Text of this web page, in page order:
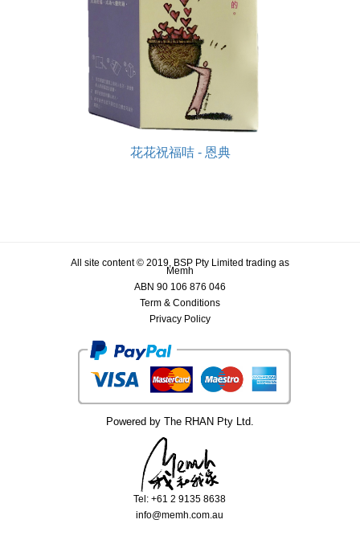
花花祝福咭 - 恩典
All site content © 2019, BSP Pty Limited trading as
Memh
ABN 90 106 876 046
Term & Conditions
Privacy Policy
Powered by The RHAN Pty Ltd.
Tel: +61 2 9135 8638
info@memh.com.au